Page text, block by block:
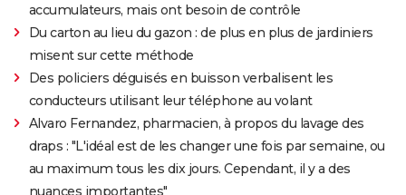
accumulateurs, mais ont besoin de contrôle
Du carton au lieu du gazon : de plus en plus de jardiniers
misent sur cette méthode
Des policiers déguisés en buisson verbalisent les
conducteurs utilisant leur téléphone au volant
Alvaro Fernandez, pharmacien, à propos du lavage des
draps : "L'idéal est de les changer une fois par semaine, ou
au maximum tous les dix jours. Cependant, il y a des
nuances importantes"